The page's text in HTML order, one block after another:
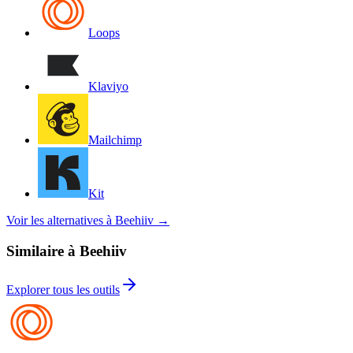
Loops
Klaviyo
Mailchimp
Kit
Voir les alternatives à Beehiiv →
Similaire à Beehiiv
Explorer tous les outils